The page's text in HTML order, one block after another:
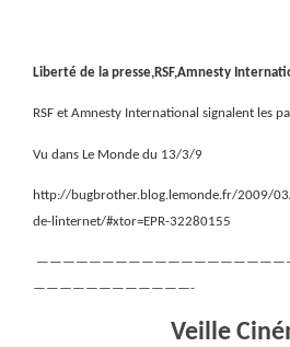
Liberté de la presse,RSF,Amnesty
RSF et Amnesty International signalent les
Vu dans Le Monde du 13/3/9
http://bugbrother.blog.lemonde.fr/2009/
de-linternet/#xtor=EPR-32280155
————————————-
Veille